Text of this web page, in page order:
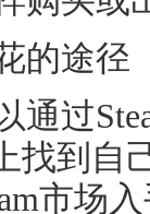
的途径
通过
找到自
市场